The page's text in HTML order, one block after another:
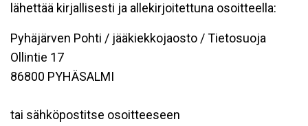
lähettää kirjallisesti ja allekirjoitettuna osoitteella:
Pyhäjärven Pohti / jääkiekkojaosto / Tietosuoja
Ollintie 17
86800 PYHÄSALMI
tai sähköpostitse osoitteeseen